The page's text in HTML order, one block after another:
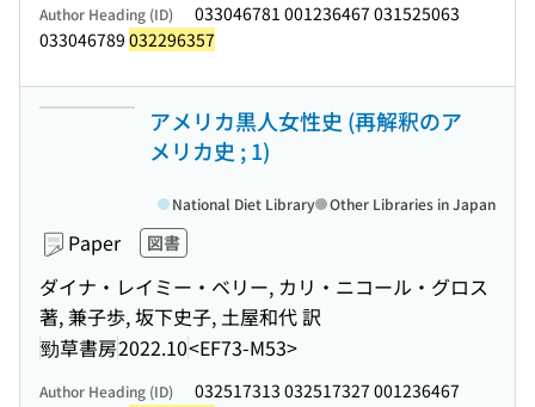
Author Heading (ID)
033046781 001236467 031525063
033046789 032296357
アメリカ黒人女性史 (再解釈のア
メリカ史 ; 1)
Paper 図書
ダイナ・レイミー・ベリー, カリ・ニコール・グロス
著, 兼子歩, 坂下史子, 土屋和代 訳
勁草書房2022.10<EF73-M53>
National Diet Library Other Libraries in Japan
Author Heading (ID)
032517313 032517327 001236467